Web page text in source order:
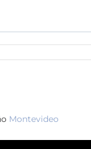
Montevideo